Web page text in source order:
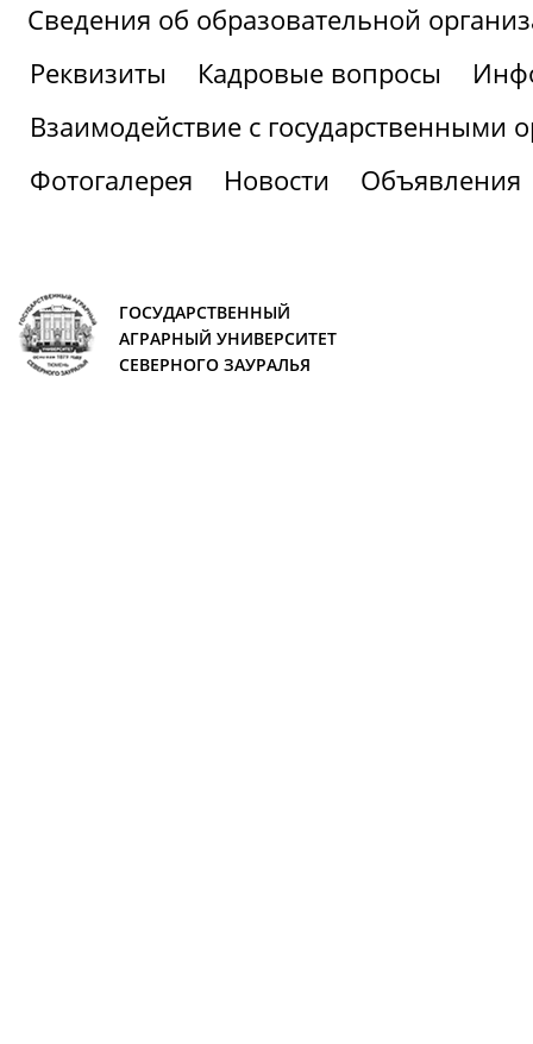
Сведения об образовательной
Реквизиты
Кадровые вопросы
Взаимодействие с государственными
Фотогалерея
Новости Объявления
ГОСУДАРСТВЕННЫЙ
АГРАРНЫЙ УНИВЕРСИТЕТ
СЕВЕРНОГО ЗАУРАЛЬЯ